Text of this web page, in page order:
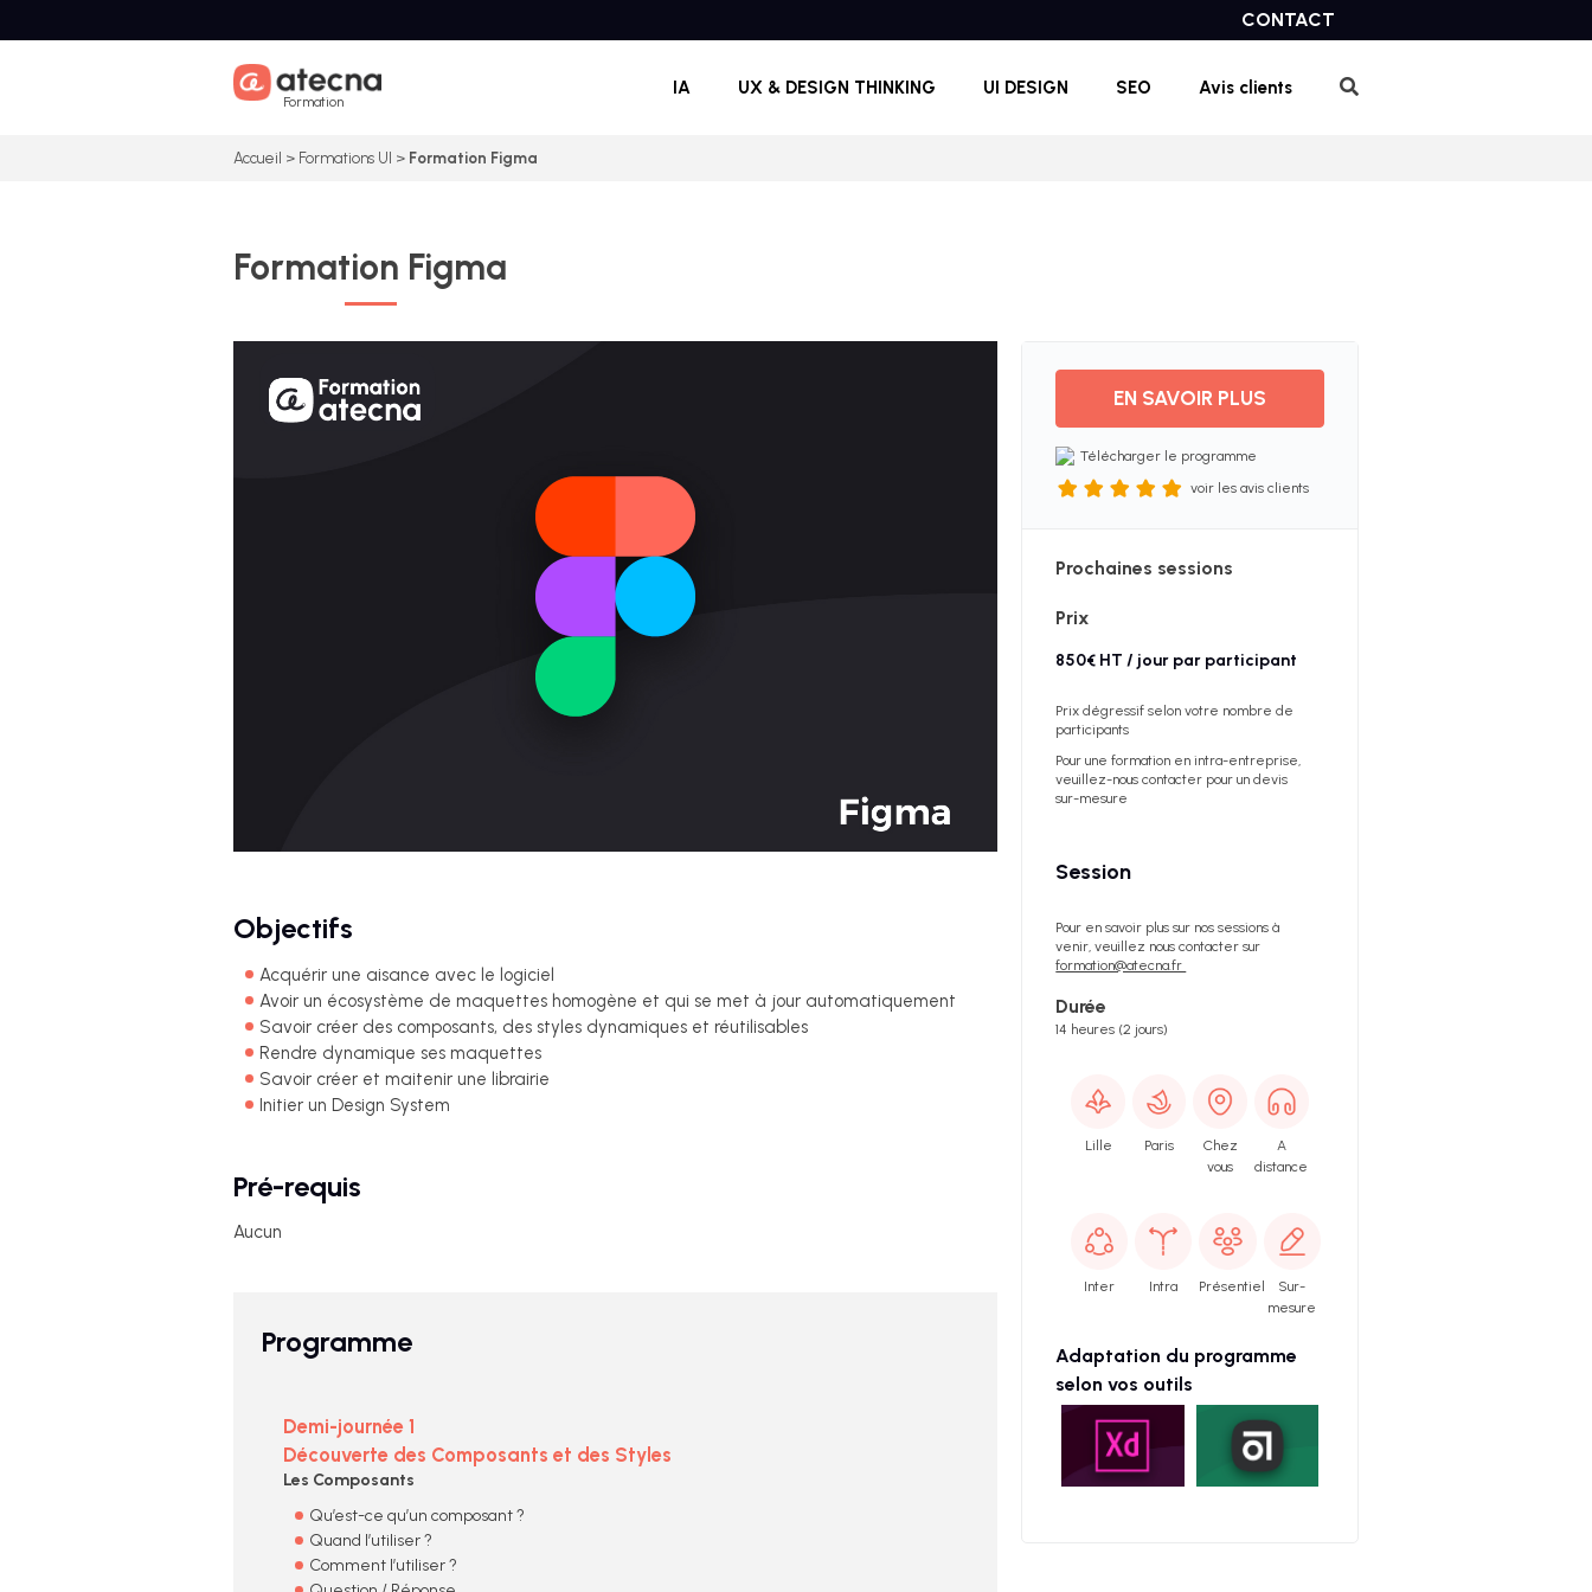
to
CONTACT
Formation
IA UX & DESIGN THINKING UI DESIGN SEO Avis clients
Accueil > Formations UI > Formation Figma
Formation Figma
Objectifs
Acquérir une aisance avec le logiciel
Avoir un écosystème de maquettes homogène et qui se met à jour automatiquement
Savoir créer des composants, des styles dynamiques et réutilisables
Rendre dynamique ses maquettes
Savoir créer et maitenir une librairie
Initier un Design System
Pré-requis
Aucun
Programme
Demi-journée 1
Découverte des Composants et des Styles
Les Composants
Qu’est-ce qu’un composant ?
Quand l’utiliser ?
Comment l’utiliser ?
EN SAVOIR PLUS
Télécharger le programme
voir les avis clients
Prochaines sessions
Prix
850€ HT / jour par participant
Prix dégressif selon votre nombre de
participants
Pour une formation en intra-entreprise,
veuillez-nous contacter pour un devis
sur-mesure
Session
Pour en savoir plus sur nos sessions à
venir, veuillez nous contacter sur
formation@atecna.fr
Durée
14 heures (2 jours)
Lille Paris
Chez
vous
A
distance
Inter Intra Présentiel
Sur-
mesure
Adaptation du programme
selon vos outils